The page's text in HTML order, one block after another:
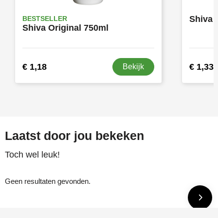
BESTSELLER
Shiva Original 750ml
€ 1,18 Bekijk
Shiva
€ 1,33
Laatst door jou bekeken
Toch wel leuk!
Geen resultaten gevonden.